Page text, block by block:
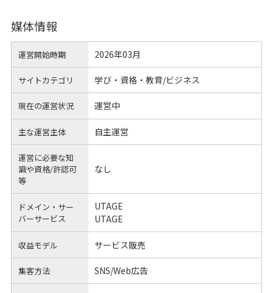
媒体情報
運営開始時期 2026年03月
サイトカテゴリ 学び・資格・教育/ビジネス
現在の運営状況 運営中
主な運営主体 自主運営
運営に必要な知
識や資格/許認可
等
なし
ドメイン・サー
バーサービス
UTAGE
UTAGE
収益モデル サービス販売
集客方法 SNS/Web広告